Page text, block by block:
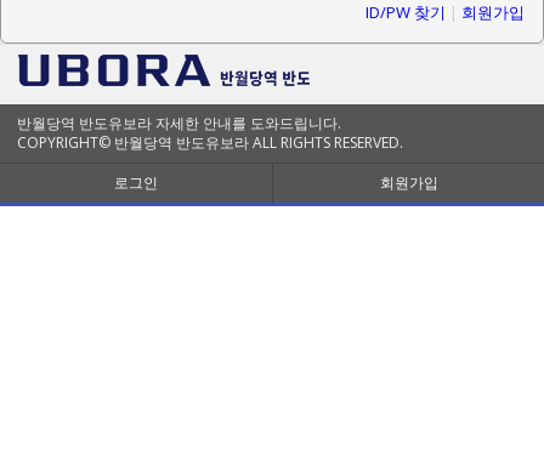
ID/PW 찾기 | 회원가입
반월당역 반도유보라 자세한 안내를 도와드립니다.
COPYRIGHT© 반월당역 반도유보라 ALL RIGHTS RESERVED.
로그인
회원가입